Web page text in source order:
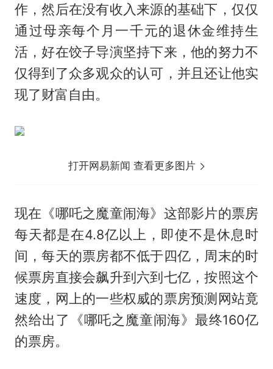
作，然后在没有收入来源的基础下，仅仅
通过母亲每个月一千元的退休金维持生
活，好在饺子导演坚持下来，他的努力不
仅得到了众多观众的认可，并且还让他实
现了财富自由。
打开网易新闻 查看更多图片
现在《哪吒之魔童闹海》这部影片的票房
每天都是在4.8亿以上，即使不是休息时
间，每天的票房都不低于四亿，周末的时
候票房直接会飙升到六到七亿，按照这个
速度，网上的一些权威的票房预测网站竟
然给出了《哪吒之魔童闹海》最终160亿
的票房。